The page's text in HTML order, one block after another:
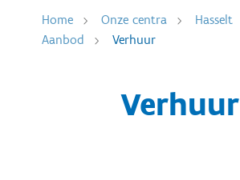
Home Onze centra
Hasselt
Aanbod
Verhuur
Verhuur